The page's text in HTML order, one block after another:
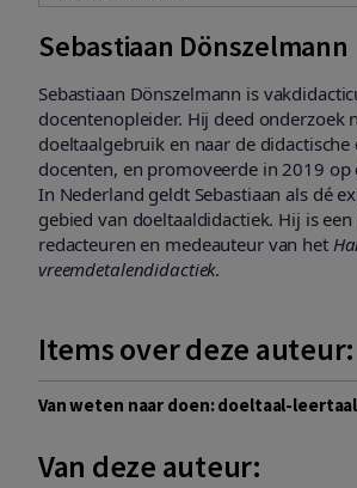
Sebastiaan Dönszelmann
Sebastiaan Dönszelmann is
docentenopleider. Hij deed onderzoek
doeltaalgebruik en naar de
docenten, en promoveerde in 2019
In Nederland geldt Sebastiaan als dé
gebied van doeltaaldidactiek. Hij is een
redacteuren en medeauteur van het
vreemdetalendidactiek.
Items over deze auteur:
Van weten naar doen: doeltaal-
Van deze auteur: